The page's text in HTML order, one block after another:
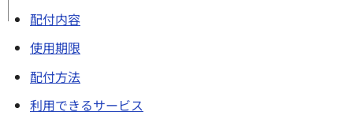
配付内容
使用期限
配付方法
利用できるサービス